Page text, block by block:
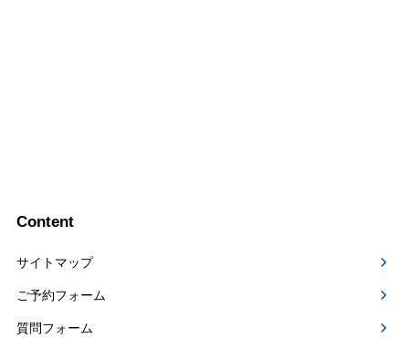
Content
サイトマップ
ご予約フォーム
質問フォーム